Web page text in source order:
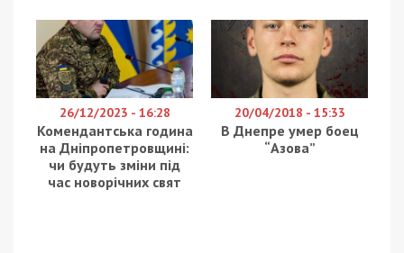
повідомляє49000з посиланням на Офіс
Генпрокурора.
Організатором оборудки був ректор та власник
приватного університету у Запоріжжі. До схеми
він залучив свою доньку – проректора з науково-
педагогічної та наукової роботи, ще трьох
проректорів, заступника директора одного з
інститутів, начальника центру інформаційних
систем та працівників відділу аспірантури.